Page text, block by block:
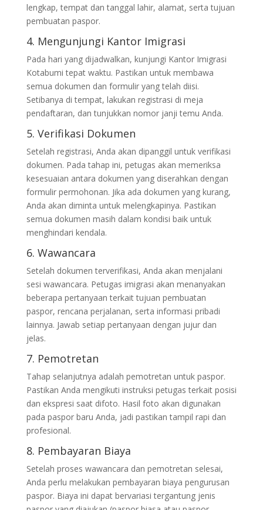
lengkap, tempat dan tanggal lahir, alamat, serta tujuan
pembuatan paspor.
4. Mengunjungi Kantor Imigrasi
Pada hari yang dijadwalkan, kunjungi Kantor Imigrasi
Kotabumi tepat waktu. Pastikan untuk membawa
semua dokumen dan formulir yang telah diisi.
Setibanya di tempat, lakukan registrasi di meja
pendaftaran, dan tunjukkan nomor janji temu Anda.
5. Verifikasi Dokumen
Setelah registrasi, Anda akan dipanggil untuk verifikasi
dokumen. Pada tahap ini, petugas akan memeriksa
kesesuaian antara dokumen yang diserahkan dengan
formulir permohonan. Jika ada dokumen yang kurang,
Anda akan diminta untuk melengkapinya. Pastikan
semua dokumen masih dalam kondisi baik untuk
menghindari kendala.
6. Wawancara
Setelah dokumen terverifikasi, Anda akan menjalani
sesi wawancara. Petugas imigrasi akan menanyakan
beberapa pertanyaan terkait tujuan pembuatan
paspor, rencana perjalanan, serta informasi pribadi
lainnya. Jawab setiap pertanyaan dengan jujur dan
jelas.
7. Pemotretan
Tahap selanjutnya adalah pemotretan untuk paspor.
Pastikan Anda mengikuti instruksi petugas terkait posisi
dan ekspresi saat difoto. Hasil foto akan digunakan
pada paspor baru Anda, jadi pastikan tampil rapi dan
profesional.
8. Pembayaran Biaya
Setelah proses wawancara dan pemotretan selesai,
Anda perlu melakukan pembayaran biaya pengurusan
paspor. Biaya ini dapat bervariasi tergantung jenis